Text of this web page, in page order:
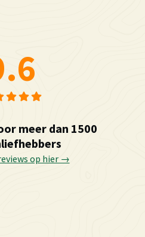
meer dan 1500
op hier →